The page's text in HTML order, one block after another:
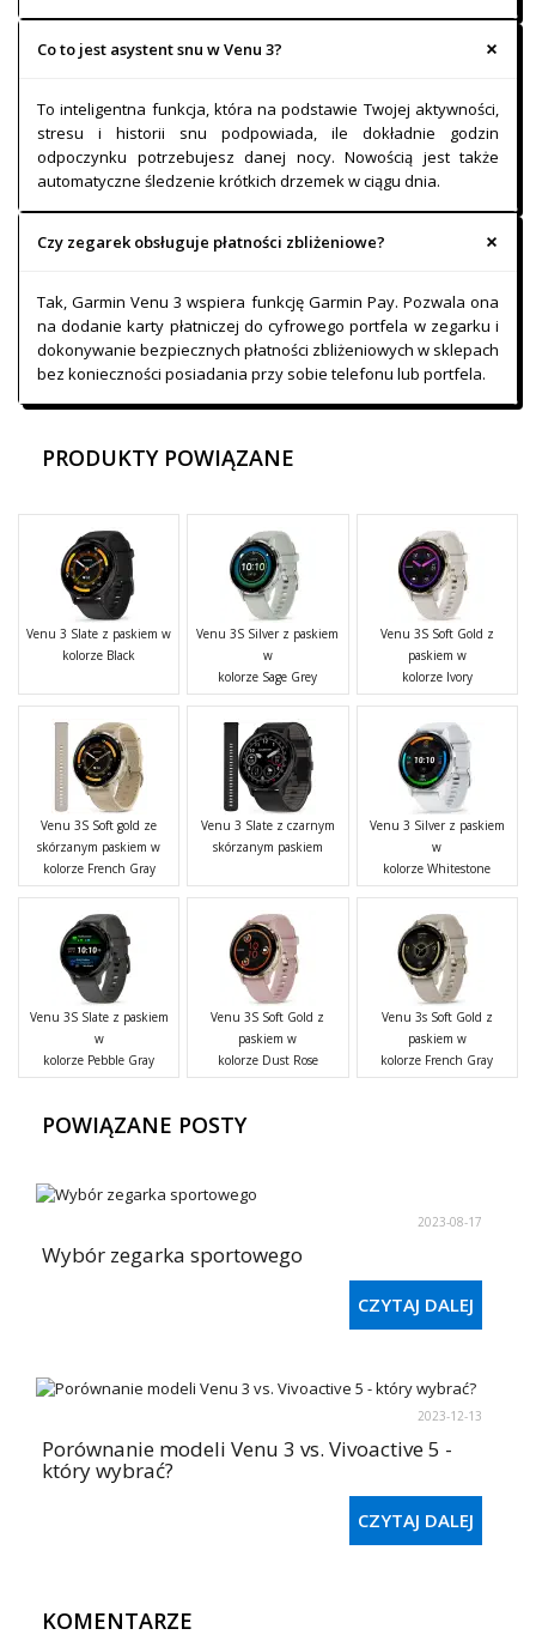
Co to jest asystent snu w Venu 3?
To inteligentna funkcja, która na podstawie Twojej aktywności,
stresu i historii snu podpowiada, ile dokładnie godzin
odpoczynku potrzebujesz danej nocy. Nowością jest także
automatyczne śledzenie krótkich drzemek w ciągu dnia.
Czy zegarek obsługuje płatności zbliżeniowe?
Tak, Garmin Venu 3 wspiera funkcję Garmin Pay. Pozwala ona
na dodanie karty płatniczej do cyfrowego portfela w zegarku i
dokonywanie bezpiecznych płatności zbliżeniowych w sklepach
bez konieczności posiadania przy sobie telefonu lub portfela.
PRODUKTY POWIĄZANE
Venu 3 Slate z paskiem w
kolorze Black
Venu 3S Silver z paskiem
w
kolorze Sage Grey
Venu 3S Soft Gold z
paskiem w
kolorze Ivory
Venu 3S Soft gold ze
skórzanym paskiem w
kolorze French Gray
Venu 3 Slate z czarnym
skórzanym paskiem
Venu 3 Silver z paskiem
w
kolorze Whitestone
Venu 3S Slate z paskiem
w
kolorze Pebble Gray
Venu 3S Soft Gold z
paskiem w
kolorze Dust Rose
Venu 3s Soft Gold z
paskiem w
kolorze French Gray
POWIĄZANE POSTY
2023-08-17
Wybór zegarka sportowego
CZYTAJ DALEJ
2023-12-13
Porównanie modeli Venu 3 vs. Vivoactive 5 -
który wybrać?
CZYTAJ DALEJ
KOMENTARZE